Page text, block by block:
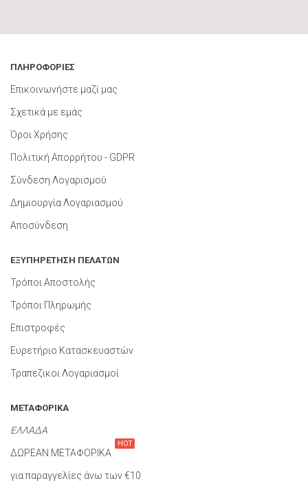
ΠΛΗΡΟΦΟΡΙΕΣ
Επικοινωνήστε μαζί μας
Σχετικά με εμάς
Όροι Χρήσης
Πολιτική Απορρήτου - GDPR
Σύνδεση Λογαρισμού
Δημιουργία Λογαριασμού
Αποσύνδεση
ΕΞΥΠΗΡΕΤΗΣΗ ΠΕΛΑΤΩΝ
Τρόποι Αποστολής
Τρόποι Πληρωμής
Επιστροφές
Ευρετήριο Κατασκευαστών
Τραπεζικοι Λογαριασμοί
ΜΕΤΑΦΟΡΙΚΑ
ΕΛΛΑΔΑ
ΔΩΡΕΑΝ ΜΕΤΑΦΟΡΙΚΑ
HOT
για παραγγελίες άνω των €10